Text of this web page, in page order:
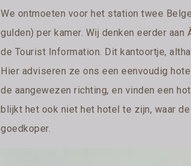
We ontmoeten voor het station twee
gulden) per kamer. Wij denken eerder
de Tourist Information. Dit kantoortje,
Hier adviseren ze ons een eenvoudig
de aangewezen richting, en vinden een
blijkt het ook niet het hotel te zijn, waar
goedkoper.